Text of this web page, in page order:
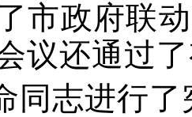
市政府联
议还通过
同志进行